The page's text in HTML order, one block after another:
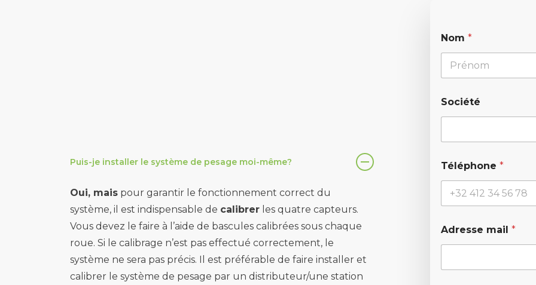
Puis-je installer le système de pesage moi-même?
Oui, maispour garantir le fonctionnement correct du
système, il est indispensable de calibrerles quatre capteurs.
Vous devez le faire à l’aide de bascules calibrées sous chaque
roue. Si le calibrage n’est pas effectué correctement, le
système ne sera pas précis. Il est préférable de faire installer et
calibrer le système de pesage par un distributeur/une station
Nom *
Société
Téléphone *
Adresse mail *